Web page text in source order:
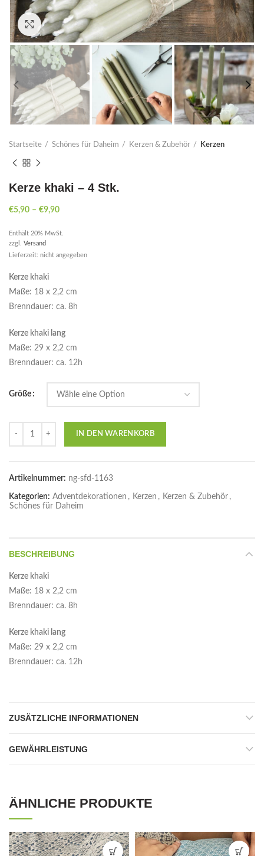
Click to enlarge
Startseite Schönes für Daheim Kerzen & Zubehör Kerzen
Kerze khaki – 4 Stk.
€5,90 – €9,90
Enthält 20% MwSt.
zzgl. Versand
Lieferzeit: nicht angegeben
Kerze khaki
Maße: 18 x 2,2 cm
Brenndauer: ca. 8h
Kerze khaki lang
Maße: 29 x 2,2 cm
Brenndauer: ca. 12h
Größe
IN DEN WARENKORB
Artikelnummer: ng-sfd-1163
Kategorien: Adventdekorationen , Kerzen , Kerzen & Zubehör ,
Schönes für Daheim
BESCHREIBUNG
Kerze khaki
Maße: 18 x 2,2 cm
Brenndauer: ca. 8h
Kerze khaki lang
Maße: 29 x 2,2 cm
Brenndauer: ca. 12h
ZUSÄTZLICHE INFORMATIONEN
GEWÄHRLEISTUNG
ÄHNLICHE PRODUKTE